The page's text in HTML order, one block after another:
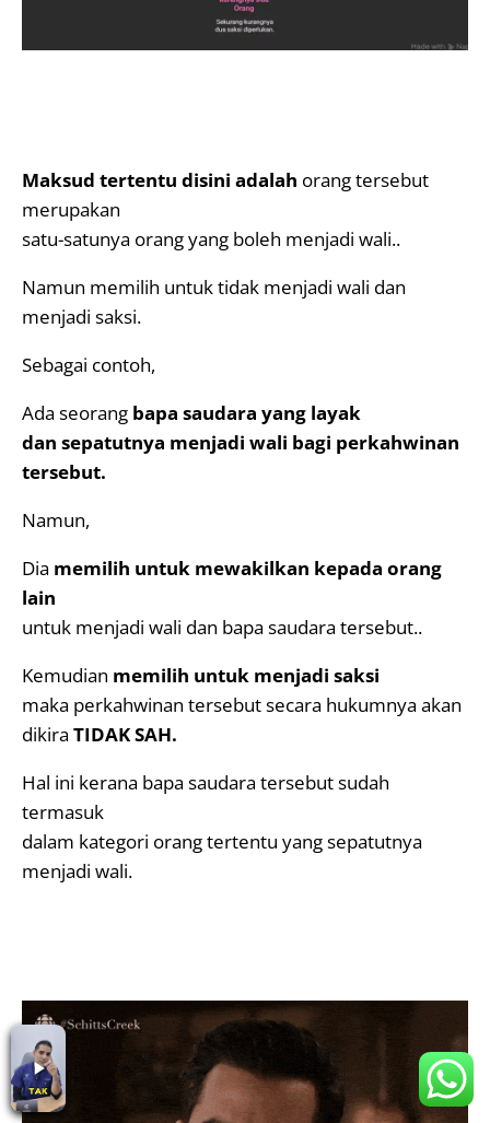
Maksud tertentu disini adalah orang tersebut
merupakan
satu-satunya orang yang boleh menjadi wali..
Namun memilih untuk tidak menjadi wali dan
menjadi saksi.
Sebagai contoh,
Ada seorang bapa saudara yang layak
dan sepatutnya menjadi wali bagi perkahwinan
tersebut.
Namun,
Dia memilih untuk mewakilkan kepada orang
lain
untuk menjadi wali dan bapa saudara tersebut..
Kemudian memilih untuk menjadi saksi
maka perkahwinan tersebut secara hukumnya akan
dikira TIDAK SAH.
Hal ini kerana bapa saudara tersebut sudah
termasuk
dalam kategori orang tertentu yang sepatutnya
menjadi wali.